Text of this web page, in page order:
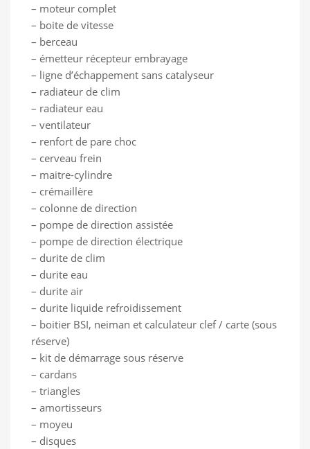
– moteur complet
– boite de vitesse
– berceau
– émetteur récepteur embrayage
– ligne d’échappement sans catalyseur
– radiateur de clim
– radiateur eau
– ventilateur
– renfort de pare choc
– cerveau frein
– maitre-cylindre
– crémaillère
– colonne de direction
– pompe de direction assistée
– pompe de direction électrique
– durite de clim
– durite eau
– durite air
– durite liquide refroidissement
– boitier BSI, neiman et calculateur clef / carte (sous
réserve)
– kit de démarrage sous réserve
– cardans
– triangles
– amortisseurs
– moyeu
– disques